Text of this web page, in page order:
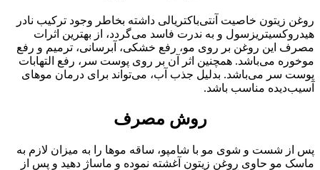
روغن زیتون خاصیت آنتی‌باکتریالی داشته بخاطر وجود ترکیب نادر
هیدروکسی‎تریزسول و به ندرت فاسد می‌گردد، از بهترین اثرات
مصرف این روغن بر روی مو، رفع خشکی، آبرسانی، ترمیم و رفع
موخوره می‌باشد. همچنین اثر آن بر روی پوست سر، رفع التهابات
پوست سر می‌باشد. بدلیل جذب آب، می‌تواند برای درمان موهای
آسیب‌دیده مناسب باشد.
روش مصرف
پس از شست و شوی مو با شامپو، ساقه موها را به میزان لازم به
ماسک مو حاوی روغن زیتون آغشته نموده و ماساژ دهید و پس از